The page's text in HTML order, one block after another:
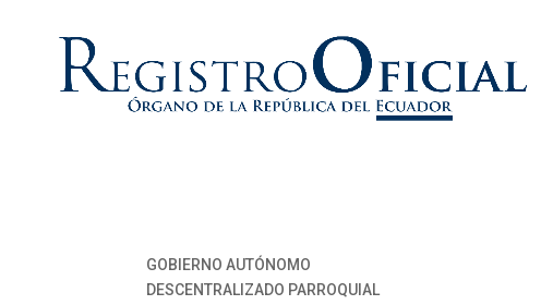
GOBIERNO AUTÓNOMO
DESCENTRALIZADO PARROQUIAL